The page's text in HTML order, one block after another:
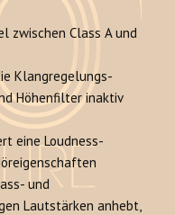
zwischen Class A und
Klangregelungs-
Höhenfilter inaktiv
eine Loudness-
und
Lautstärken anhebt,